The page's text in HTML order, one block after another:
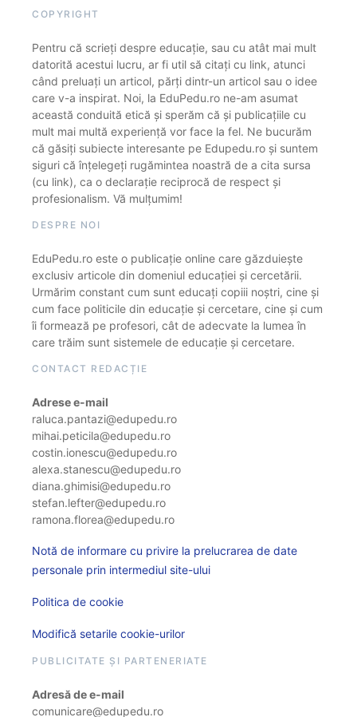
COPYRIGHT
Pentru că scrieți despre educație, sau cu atât mai mult
datorită acestui lucru, ar fi util să citați cu link, atunci
când preluați un articol, părți dintr-un articol sau o idee
care v-a inspirat. Noi, la EduPedu.ro ne-am asumat
această conduită etică și sperăm că și publicațiile cu
mult mai multă experiență vor face la fel. Ne bucurăm
că găsiți subiecte interesante pe Edupedu.ro și suntem
siguri că înțelegeți rugămintea noastră de a cita sursa
(cu link), ca o declarație reciprocă de respect și
profesionalism. Vă mulțumim!
DESPRE NOI
EduPedu.ro este o publicație online care găzduiește
exclusiv articole din domeniul educației și cercetării.
Urmărim constant cum sunt educați copiii noștri, cine și
cum face politicile din educație și cercetare, cine și cum
îi formează pe profesori, cât de adecvate la lumea în
care trăim sunt sistemele de educație și cercetare.
CONTACT REDACȚIE
Adrese e-mail
raluca.pantazi@edupedu.ro
mihai.peticila@edupedu.ro
costin.ionescu@edupedu.ro
alexa.stanescu@edupedu.ro
diana.ghimisi@edupedu.ro
stefan.lefter@edupedu.ro
ramona.florea@edupedu.ro
Notă de informare cu privire la prelucrarea de date
personale prin intermediul site-ului
Politica de cookie
Modifică setarile cookie-urilor
PUBLICITATE ȘI PARTENERIATE
Adresă de e-mail
comunicare@edupedu.ro